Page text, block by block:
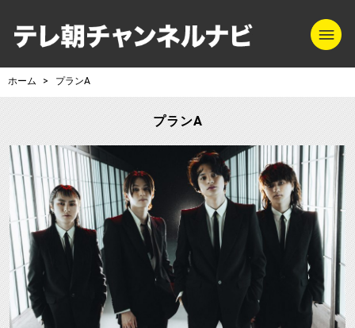
テレ朝チャンネ
ホーム プランA
プランA